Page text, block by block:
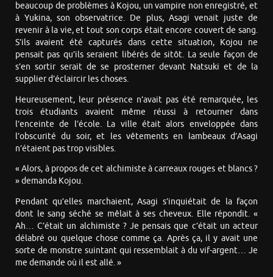
beaucoup de problèmes à Kojou, un vampire non enregistré, et
à Yukina, son observatrice. De plus, Asagi venait juste de
revenir à la vie, et tout son corps était encore couvert de sang.
S’ils avaient été capturés dans cette situation, Kojou ne
pensait pas qu’ils seraient libérés de sitôt. La seule façon de
s’en sortir serait de se prosterner devant Natsuki et de la
supplier d’éclaircir les choses.
Heureusement, leur présence n’avait pas été remarquée, les
trois étudiants avaient même réussi à retourner dans
l’enceinte de l’école. La ville était alors enveloppée dans
l’obscurité du soir, et les vêtements en lambeaux d’Asagi
n’étaient pas trop visibles.
« Alors, à propos de cet alchimiste à carreaux rouges et blancs ?
» demanda Kojou.
Pendant qu’elles marchaient, Asagi s’inquiétait de la façon
dont le sang séché se mêlait à ses cheveux. Elle répondit. «
Ah… C’était un alchimiste ? Je pensais que c’était un acteur
délabré ou quelque chose comme ça. Après ça, il y avait une
sorte de monstre suintant qui ressemblait à du vif-argent… Je
me demande où il est allé. »